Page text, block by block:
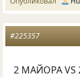
#225357
2 МАЙОРА VS